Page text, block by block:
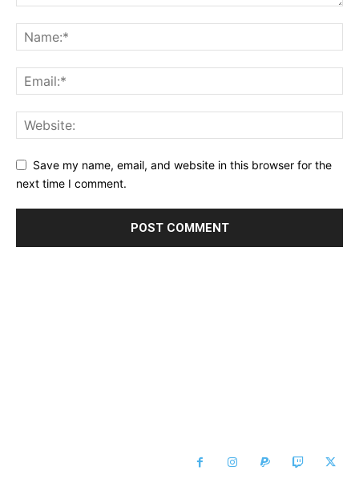
Save my name, email, and website in this browser for the
next time I comment.